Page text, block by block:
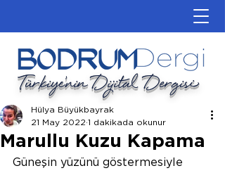
Türkiye'nin Dijital Dergisi
Marullu Kuzu Kapama
Hülya Büyükbayrak
21 May 2022 1 dakikada okunur
Güneşin yüzünü göstermesiyle